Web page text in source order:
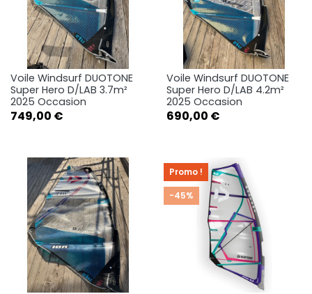
Voile Windsurf DUOTONE
Super Hero D/LAB 3.7m²
2025 Occasion
Prix
749,00 €
Voile Windsurf DUOTONE
Super Hero D/LAB 4.2m²
2025 Occasion
Prix
690,00 €
Promo !
-45%